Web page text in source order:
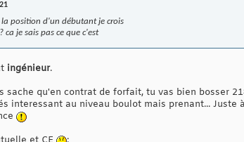
la position d'un débutant je crois
ca je sais pas ce que c'est
ingénieur.
sache qu'en contrat de forfait, tu vas bien bosser
interessant au niveau boulot mais prenant... Juste